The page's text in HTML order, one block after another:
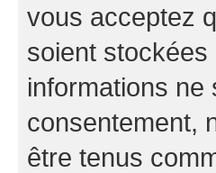
vous acceptez
soient
informations ne
consentement,
être tenus